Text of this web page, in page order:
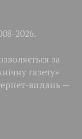
2026.
за
газету»
видань —